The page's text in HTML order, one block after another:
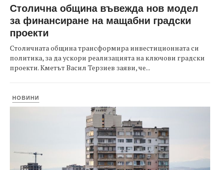
Столична община въвежда нов модел
за финансиране на мащабни градски
проекти
Столичната община трансформира инвестиционната си
политика, за да ускори реализацията на ключови градски
проекти. Кметът Васил Терзиев заяви, че...
НОВИНИ